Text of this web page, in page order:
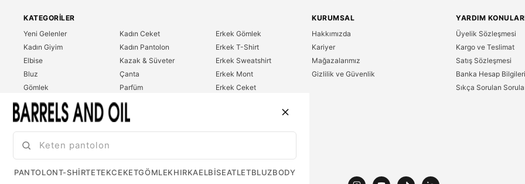
KATEGORILER
Yeni Gelenler
Kadın Giyim
Elbise
Bluz
Gömlek
T-Shirt
Sweatshirt
Kadın Ceket
Kadın Pantolon
Kazak & Süveter
Çanta
Parfüm
Erkek Giyim
Erkek Gömlek
Erkek T-Shirt
Erkek Sweatshirt
Erkek Mont
Erkek Ceket
KURUMSAL
Hakkımızda
Kariyer
Mağazalarımız
Gizlilik ve Güvenlik
YARDIM
Üyelik Sözleşmesi
Kargo ve Teslimat
Satış Sözleşmesi
Banka Hesap Bilgileri
Sıkça Sorulan
PANTOLONT-SHIRTETEKCEKETGÖMLEKHIRKAELBISEATLETBLUZBODY